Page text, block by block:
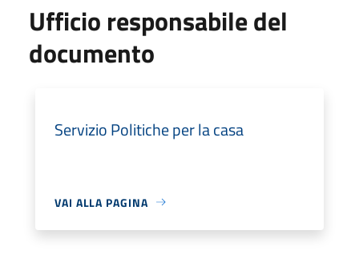
Ufficio responsabile del
documento
Servizio Politiche per la casa
VAI ALLA PAGINA